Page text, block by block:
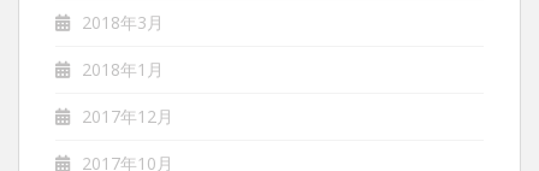
2018年3月
2018年1月
2017年12月
2017年10月